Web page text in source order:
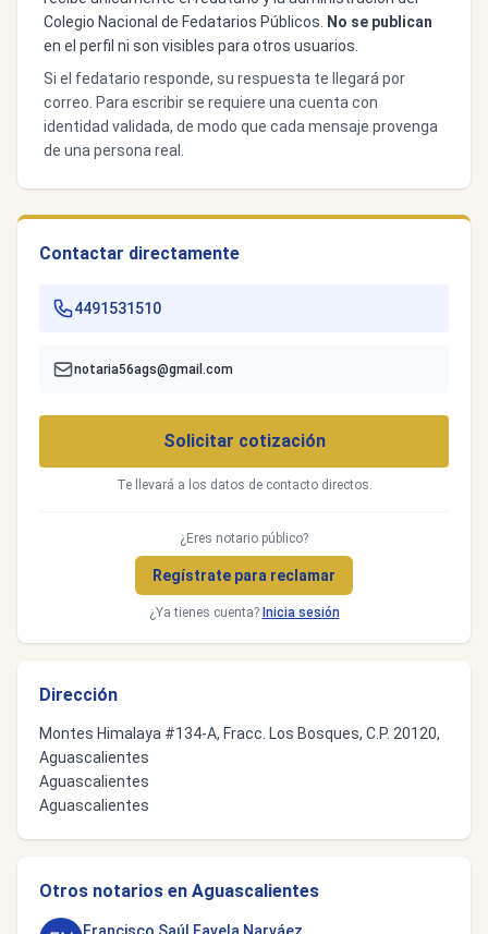
Colegio Nacional de Fedatarios Públicos.
No se publican
en el perfil ni son visibles para otros usuarios.
Si el fedatario responde, su respuesta te llegará por
correo. Para escribir se requiere una cuenta con
identidad validada, de modo que cada mensaje provenga
de una persona real.
Contactar directamente
4491531510
notaria56ags@gmail.com
Solicitar cotización
Te llevará a los datos de contacto directos.
¿Eres notario público?
Regístrate para reclamar
¿Ya tienes cuenta? Inicia sesión
Dirección
Montes Himalaya #134-A, Fracc. Los Bosques, C.P. 20120,
Aguascalientes
Aguascalientes
Aguascalientes
Otros notarios en Aguascalientes